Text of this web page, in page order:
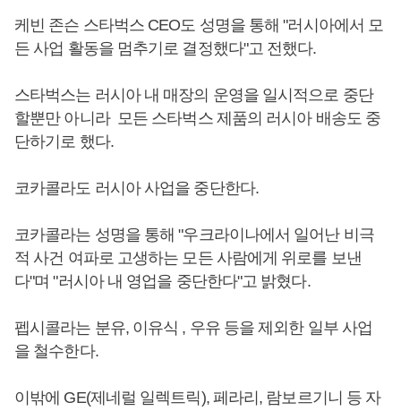
케빈 존슨 스타벅스 CEO도 성명을 통해 "러시아에서 모
든 사업 활동을 멈추기로 결정했다"고 전했다.
스타벅스는 러시아 내 매장의 운영을 일시적으로 중단
할뿐만 아니라 모든 스타벅스 제품의 러시아 배송도 중
단하기로 했다.
코카콜라도 러시아 사업을 중단한다.
코카콜라는 성명을 통해 "우크라이나에서 일어난 비극
적 사건 여파로 고생하는 모든 사람에게 위로를 보낸
다"며 "러시아 내 영업을 중단한다"고 밝혔다.
펩시콜라는 분유, 이유식 , 우유 등을 제외한 일부 사업
을 철수한다.
이밖에 GE(제네럴 일렉트릭), 페라리, 람보르기니 등 자